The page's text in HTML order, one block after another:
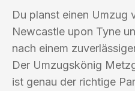
Du planst einen Umzug
Newcastle upon Tyne
nach einem
Der Umzugskönig
ist genau der richtige